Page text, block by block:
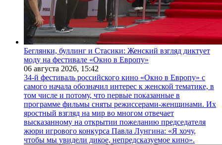
Беглянки, буллинг и Стасики: Женский взгляд диктует
моду на фестивале «Окно в Европу»
06 августа 2026, 15:42
34-й фестиваль российского кино «Окно в Европу» с
самого начала обозначил интерес к женской тематике, в
том числе и потому, что первые показанные в
программе фильмы сняты режиссерами-женщинами. Их
яростный взгляд на мир во многом отвечает
высказанному на открытии пожеланию председателя
жюри игрового конкурса Павла Лунгина: «Я хочу,
чтобы мы увидели дикое, непредсказуемое кино».